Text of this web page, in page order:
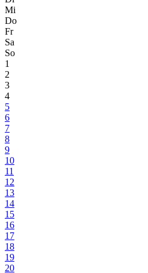
Mi
Do
Fr
Sa
So
1
2
3
4
5
6
7
8
9
10
11
12
13
14
15
16
17
18
19
20